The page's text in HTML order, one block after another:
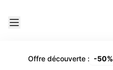
Offre découverte: -50%